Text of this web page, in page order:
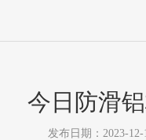
今日防滑
发布日期：2023-12-